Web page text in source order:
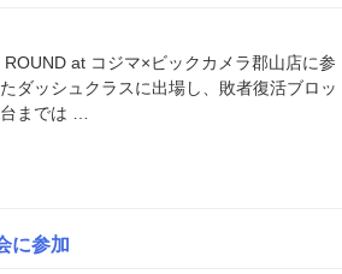
at コジマ×ビックカメラ郡山店に参
ダッシュクラスに出場し、敗者復活ブロッ
までは …
に参加